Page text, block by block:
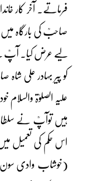
فرماتے۔ آخر کار
صاحبؒ کی بارگاہ
لیے عرض کیا۔ آپؒ
کو پیر بہادر علی
علیہ الصلوٰۃ والسلام
ہیں توآپؒ نے سلطان
(خوشاب وادی سون)